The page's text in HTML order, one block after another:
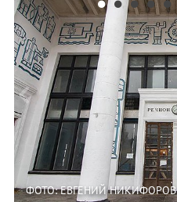
ФОТО: ЕВГЕНИЙ НИКИФОРОВ